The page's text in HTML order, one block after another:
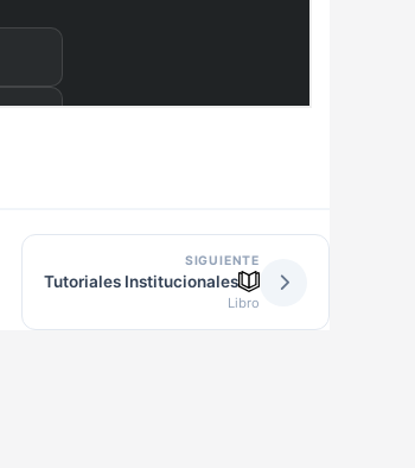
SIGUIENTE
Tutoriales Institucionales
Libro